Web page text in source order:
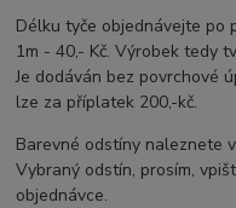
Délku tyče objednávejte po
1m - 40,- Kč. Výrobek tedy
Je dodáván bez povrchové
lze za příplatek 200,-kč.
Barevné odstíny naleznete
Vybraný odstín, prosím,
objednávce.